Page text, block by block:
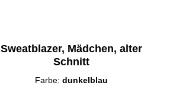
Sweatblazer, Mädchen, alter
Schnitt
Farbe: dunkelblau